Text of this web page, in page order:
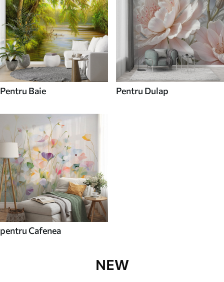
Pentru Baie Pentru Dulap
pentru Cafenea
NEW